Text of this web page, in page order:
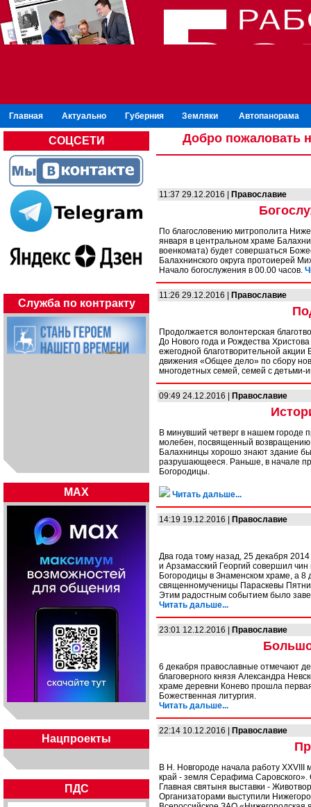
Главная Актуально Губерния Земляки Автопанорама
СОЦСЕТИ
Служба по контракту
MAX
Нацпроекты
ПДС
Добро пожаловать
11:37 29.12.2016 | Православие
По благословению митрополита
января в центральном храме
военкомата) будет совершаться
Балахнинского округа протоиерей
Начало богослужения в 00.00 часов.
11:26 29.12.2016 | Православие
Продолжается волонтерская
До Нового года и Рождества
ежегодной благотворительной акции
движения «Общее дело» по сбору
многодетных семей, семей с детьми-
09:49 24.12.2016 | Православие
В минувший четверг в нашем
молебен, посвященный возвращению
Балахнинцы хорошо знают здание
разрушающееся. Раньше, в начале
Богородицы.
Читать дальше...
14:19 19.12.2016 | Православие
Два года тому назад, 25 декабря
и Арзамасский Георгий совершил
Богородицы в Знаменском храме, а 8
священномученицы Параскевы
Этим радостным событием было
Читать дальше...
23:01 12.12.2016 | Православие
6 декабря православные отмечают
благоверного князя Александра
храме деревни Конево прошла
Божественная литургия.
Читать дальше...
22:14 10.12.2016 | Православие
В Н. Новгороде начала работу ХХVIII
край - земля Серафима
Главная святыня выставки -
Организаторами выступили